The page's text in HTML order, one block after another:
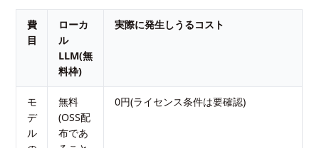
費
目
ローカ
ル
LLM(無
料枠)
実際に発生しうるコスト
モ
デ
ル
無料
(OSS配
布であ
0円(ライセンス条件は要確認)